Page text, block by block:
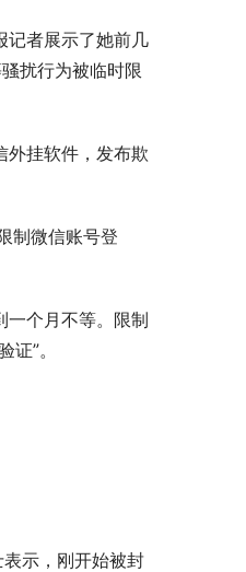
记者展示了她前几
扰行为被临时限
外挂软件，发布欺
制微信账号登
一个月不等。限制
”。
示，刚开始被封